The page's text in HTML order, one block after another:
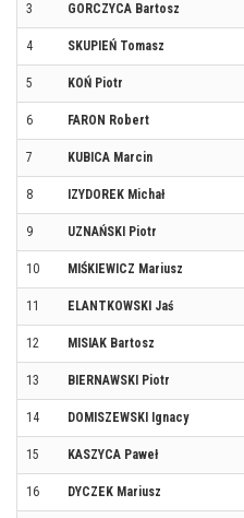
3 GORCZYCA Bartosz
4 SKUPIEŃ Tomasz
5 KOŃ Piotr
6 FARON Robert
7 KUBICA Marcin
8 IZYDOREK Michał
9 UZNAŃSKI Piotr
10 MIŚKIEWICZ Mariusz
11 ELANTKOWSKI Jaś
12 MISIAK Bartosz
13 BIERNAWSKI Piotr
14 DOMISZEWSKI Ignacy
15 KASZYCA Paweł
16 DYCZEK Mariusz